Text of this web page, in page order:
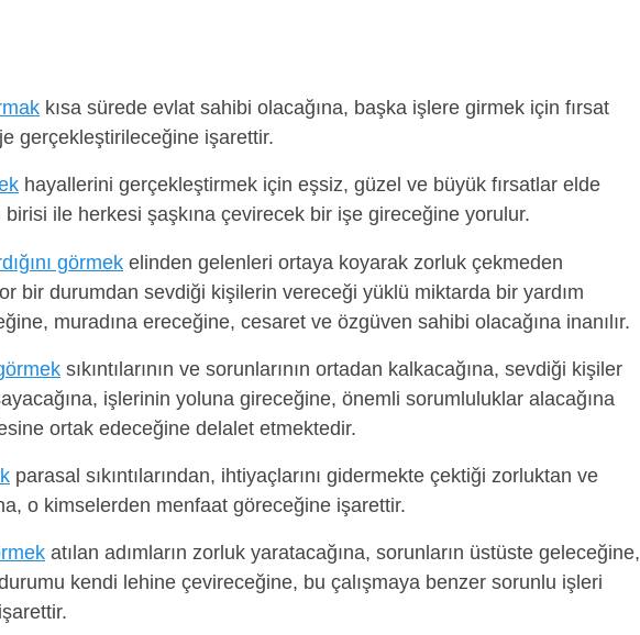
kısa sürede evlat sahibi olacağına, başka işlere girmek için fırsat
gerçekleştirileceğine işarettir.
hayallerini gerçekleştirmek için eşsiz, güzel ve büyük fırsatlar elde
ile herkesi şaşkına çevirecek bir işe gireceğine yorulur.
görmek elinden gelenleri ortaya koyarak zorluk çekmeden
bir durumdan sevdiği kişilerin vereceği yüklü miktarda bir yardım
muradına ereceğine, cesaret ve özgüven sahibi olacağına inanılır.
sıkıntılarının ve sorunlarının ortadan kalkacağına, sevdiği kişiler
işlerinin yoluna gireceğine, önemli sorumluluklar alacağına
ortak edeceğine delalet etmektedir.
parasal sıkıntılarından, ihtiyaçlarını gidermekte çektiği zorluktan ve
o kimselerden menfaat göreceğine işarettir.
atılan adımların zorluk yaratacağına, sorunların üstüste geleceğine,
kendi lehine çevireceğine, bu çalışmaya benzer sorunlu işleri